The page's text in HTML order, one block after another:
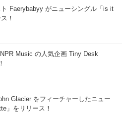
Faerybabyy がニューシングル「is it
！
Music の人気企画 Tiny Desk
Glacier をフィーチャーしたニュー
」をリリース！